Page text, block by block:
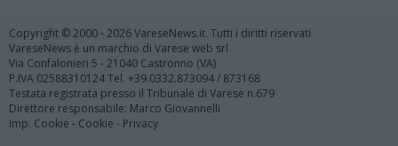
Copyright © 2000 - 2026 VareseNews.it. Tutti i diritti riservati
VareseNews è un marchio di Varese web srl
Via Confalonieri 5 - 21040 Castronno (VA)
P.IVA 02588310124 Tel. +39.0332.873094 / 873168
Testata registrata presso il Tribunale di Varese n.679
Direttore responsabile: Marco Giovannelli
Imp. Cookie - Cookie - Privacy